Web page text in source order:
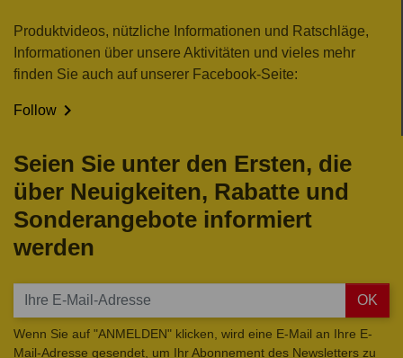
Produktvideos, nützliche Informationen und Ratschläge,
Informationen über unsere Aktivitäten und vieles mehr
finden Sie auch auf unserer Facebook-Seite:
Follow 
Seien Sie unter den Ersten, die
über Neuigkeiten, Rabatte und
Sonderangebote informiert
werden
OK
Wenn Sie auf "ANMELDEN" klicken, wird eine E-Mail an Ihre E-
Mail-Adresse gesendet, um Ihr Abonnement des Newsletters zu